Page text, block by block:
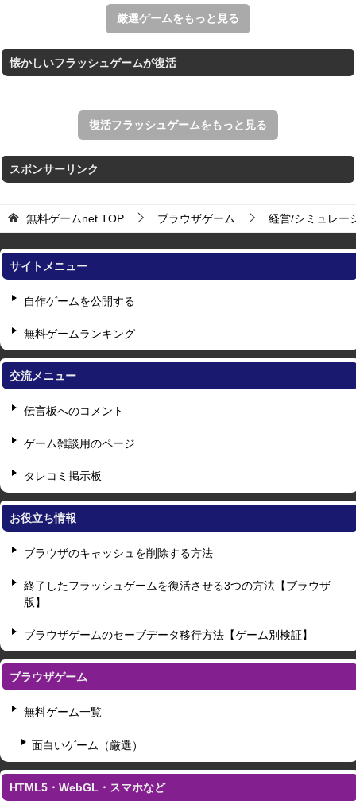
すべての矢印を画面外へ導くパズルゲーム。
厳選ゲームをもっと見る
懐かしいフラッシュゲームが復活
復活フラッシュゲームをもっと見る
スポンサーリンク
無料ゲームnet TOP ブラウザゲーム 経営/シミュレー
サイトメニュー
自作ゲームを公開する
無料ゲームランキング
交流メニュー
伝言板へのコメント
ゲーム雑談用のページ
タレコミ掲示板
お役立ち情報
ブラウザのキャッシュを削除する方法
終了したフラッシュゲームを復活させる3つの方法【ブラウザ
版】
ブラウザゲームのセーブデータ移行方法【ゲーム別検証】
ブラウザゲーム
無料ゲーム一覧
面白いゲーム（厳選）
HTML5・WebGL・スマホなど